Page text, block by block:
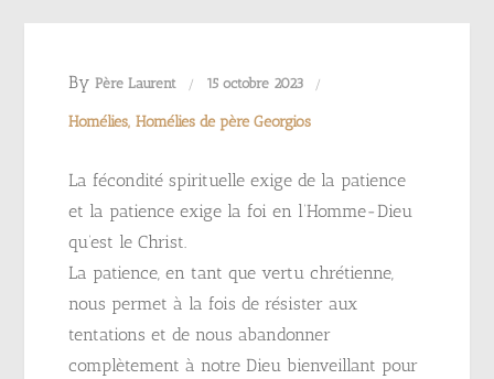
ByPère Laurent 15 octobre 2023
Homélies Homélies de père Georgios
La fécondité spirituelle exige de la patience
et la patience exige la foi en l’Homme-Dieu
qu’est le Christ.
La patience, en tant que vertu chrétienne,
nous permet à la fois de résister aux
tentations et de nous abandonner
complètement à notre Dieu bienveillant pour